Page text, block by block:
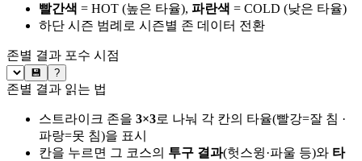
빨간색 = HOT (높은 타율), 파란색 = COLD (낮은 타율)
하단 시즌 범례로 시즌별 존 데이터 전환
존별 결과 포수 시점
💾 ?
존별 결과 읽는 법
스트라이크 존을 3×3로 나눠 각 칸의 타율(빨강=잘 침 ·
파랑=못 침)을 표시
칸을 누르면 그 코스의 투구 결과(헛스윙·파울 등)와 타